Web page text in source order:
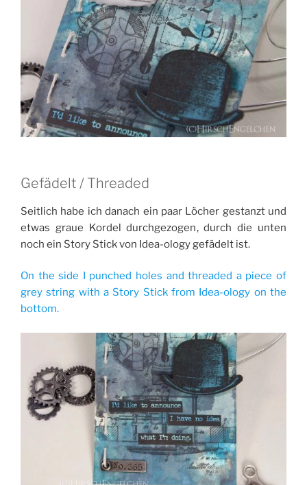
Gefädelt / Threaded
Seitlich habe ich danach ein paar Löcher gestanzt und
etwas graue Kordel durchgezogen, durch die unten
noch ein Story Stick von Idea-ology gefädelt ist.
On the side I punched holes and threaded a piece of
grey string with a Story Stick from Idea-ology on the
bottom.